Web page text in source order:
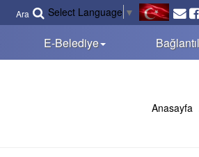
Ara Select Language ▼
E-Belediye
Anasayfa